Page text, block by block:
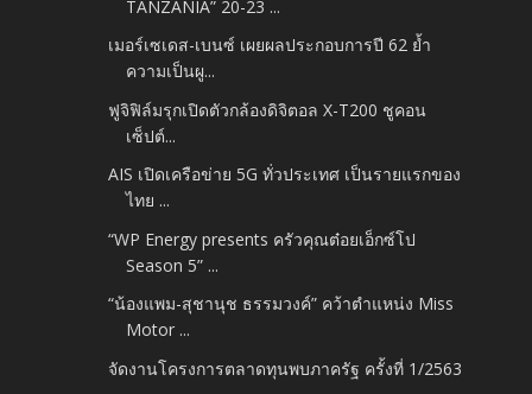
TANZANIA” 20-23 ...
เมอร์เซเดส-เบนซ์ เผยผลประกอบการปี 62 ย้ำ
ความเป็นผู...
ฟูจิฟิล์มรุกเปิดตัวกล้องดิจิตอล X-T200 ชูคอน
เซ็ปต์...
AIS เปิดเครือข่าย 5G ทั่วประเทศ เป็นรายแรกของ
ไทย ...
“WP Energy presents ครัวคุณต๋อยเอ็กซ์โป
Season 5” ...
“น้องแพม-สุชานุช ธรรมวงค์” คว้าตำแหน่ง Miss
Motor ...
จัดงานโครงการตลาดทุนพบภาครัฐ ครั้งที่ 1/2563